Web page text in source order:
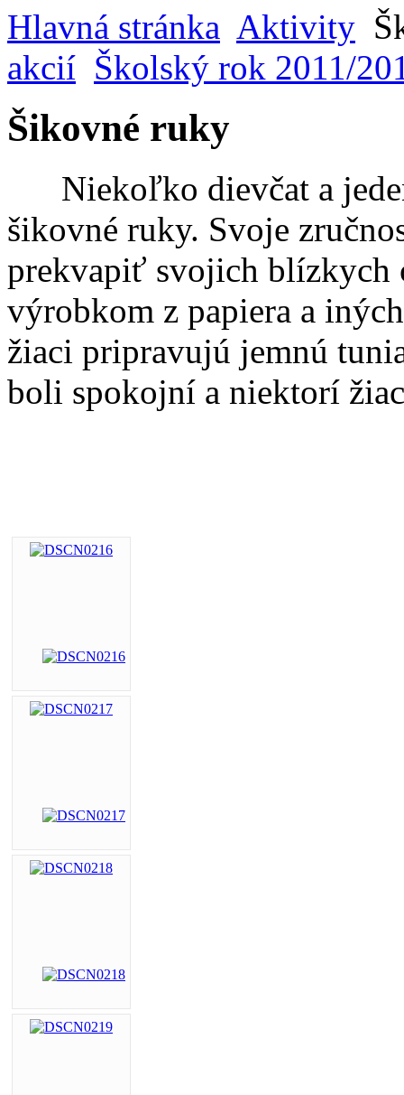
Hlavná stránka Aktivity
akcií Školský rok 2011/
Šikovné ruky
Niekoľko dievčat a
šikovné ruky. Svoje
prekvapiť svojich blízkych
výrobkom z papiera a
žiaci pripravujú jemnú
boli spokojní a niektorí